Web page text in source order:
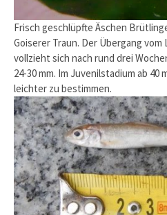
Frisch geschlüpfte Äschen
Goiserer Traun. Der Übergang
vollzieht sich nach rund drei
24-30 mm. Im Juvenilstadium ab 40
leichter zu bestimmen.